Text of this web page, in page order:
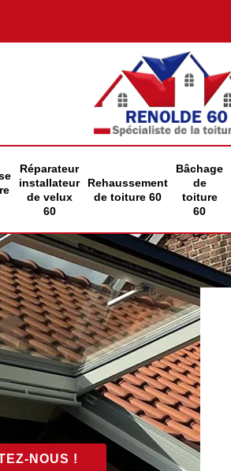
Réparateur
installateur
de velux
60
Rehaussement
de toiture 60
Bâchage
de
toiture
60
NOUS !